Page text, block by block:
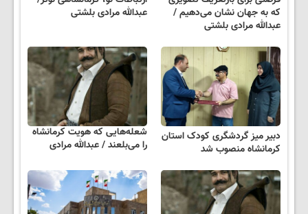
که به جهان نشان می‌دهیم /
عبدالله مرادی بلشتی
عبدالله مرادی بلشتی
دبیر میز گردشگری کودک استان
کرمانشاه منصوب شد
شعله‌هایی که هویت کرمانشاه
را می‌بلعند / عبدالله مرادی